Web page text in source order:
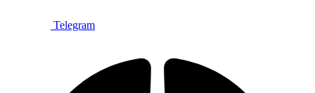
Telegram